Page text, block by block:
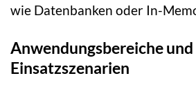
wie Datenbanken oder In-
Anwendungsbereiche und
Einsatzszenarien